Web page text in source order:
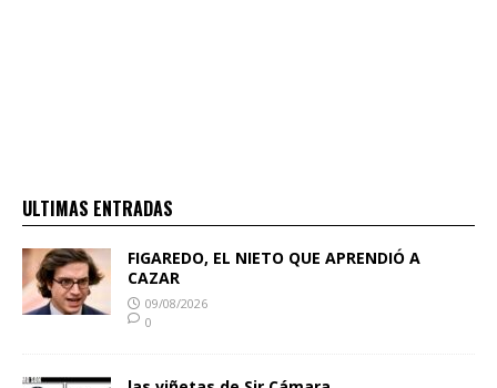
ULTIMAS ENTRADAS
FIGAREDO, EL NIETO QUE APRENDIÓ A
CAZAR
09/08/2026
0